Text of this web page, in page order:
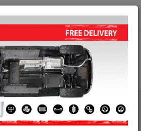
info@krytpodmotor.com
Kryt pod motor Baic Beijing X75